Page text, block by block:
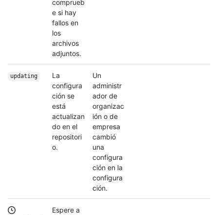
comprueb
e si hay
fallos en
los
archivos
adjuntos.
updating
La
configura
ción se
está
actualizan
do en el
repositori
o.
Un
administr
ador de
organizac
ión o de
empresa
cambió
una
configura
ción en la
configura
ción.
Espere a